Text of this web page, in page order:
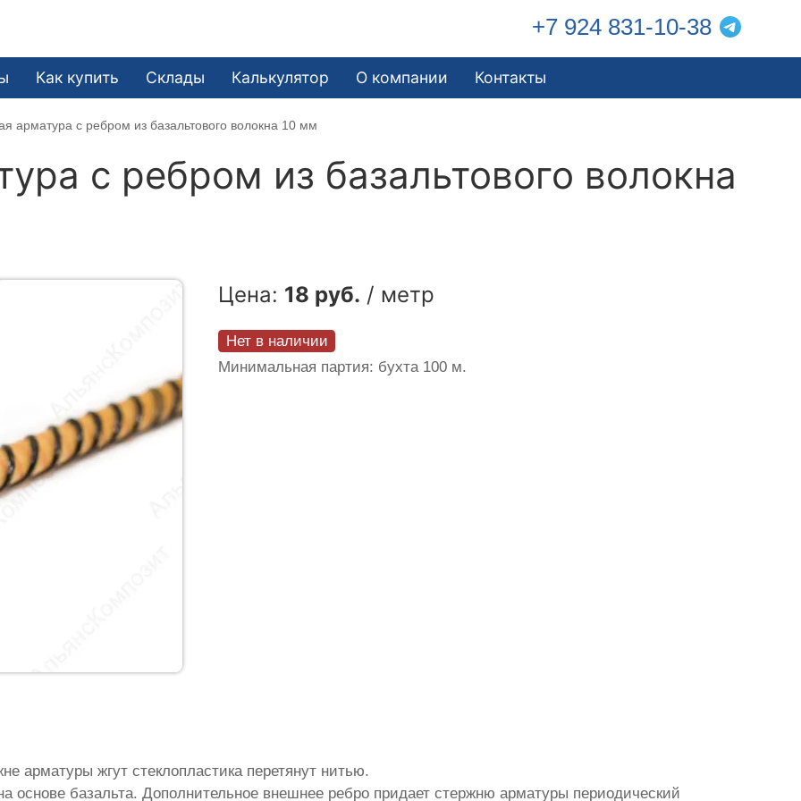
+7 924 831-10-38
Как купить Склады Калькулятор О компании Контакты
арматура c ребром из базальтового волокна 10 мм
c ребром из базальтового волокна
Цена: 18 руб. / метр
Нет в наличии
Минимальная партия: бухта 100 м.
арматуры жгут стеклопластика перетянут нитью.
основе базальта. Дополнительное внешнее ребро придает стержню арматуры периодический